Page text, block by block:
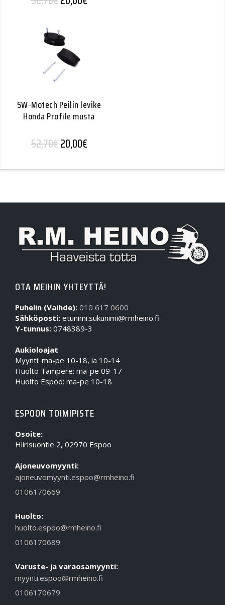
SW-Motech Peilin levike
Honda Profile musta
52,70€Alkuperäinen hinta oli: 52,70€.
20,00€Nykyinen hinta on: 20,00€.
OTA MEIHIN YHTEYTTÄ!
Puhelin (Vaihde): 010 617 0600
Sähköposti: etunimi.sukunimi@rmheino.fi
Y-tunnus: 0748389-3
Aukioloajat
Myynti: ma-pe 10-18, la 10-14
Huolto Tampere: ma-pe 09-17
Huolto Espoo: ma-pe 10-18
ESPOON TOIMIPISTE
Osoite:
Hiirisuontie 2, 02970 Espoo
Ajoneuvomyynti:
ajoneuvomyynti.espoo@rmheino.fi
0106170669
Huolto:
huolto.espoo@rmheino.fi
0106170689
Varuste- ja varaosamyynti:
myynti.espoo@rmheino.fi
0106170679